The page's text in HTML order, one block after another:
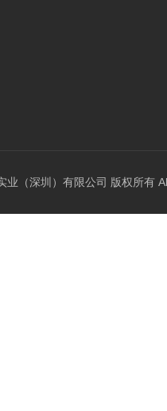
业（深圳）有限公司 版权所有